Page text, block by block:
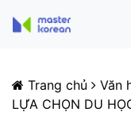
Trang chủ Văn
LỰA CHỌN DU